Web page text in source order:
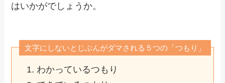
はいかがでしょうか。
文字にしないとじぶんがダマされる５つの「つもり」
わかっているつもり